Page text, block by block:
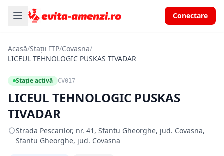
Conectare
Acasă/Stații ITP/Covasna/
LICEUL TEHNOLOGIC PUSKAS TIVADAR
Stație activă CV017
LICEUL TEHNOLOGIC PUSKAS
TIVADAR
Strada Pescarilor, nr. 41, Sfantu Gheorghe, jud. Covasna,
Sfantu Gheorghe, jud. Covasna